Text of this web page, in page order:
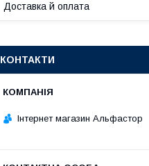
Доставка й оплата
КОНТАКТИ
Інтернет магазин Альфастор